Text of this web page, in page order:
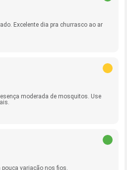
Excelente dia pra churrasco ao ar
moderada de mosquitos. Use
pouca variação nos fios.